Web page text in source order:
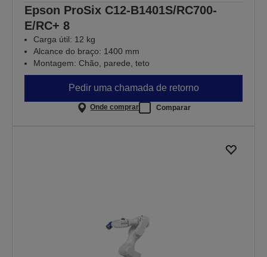
Epson ProSix C12-B1401S/RC700-
E/RC+ 8
Carga útil: 12 kg
Alcance do braço: 1400 mm
Montagem: Chão, parede, teto
Pedir uma chamada de retorno
Onde comprar Comparar